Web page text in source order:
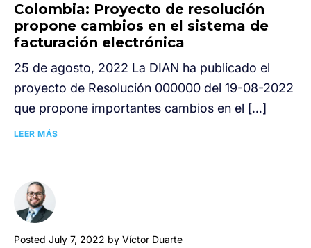
Colombia: Proyecto de resolución
propone cambios en el sistema de
facturación electrónica
25 de agosto, 2022 La DIAN ha publicado el
proyecto de Resolución 000000 del 19-08-2022
que propone importantes cambios en el […]
LEER MÁS
Posted July 7, 2022 by Víctor Duarte